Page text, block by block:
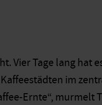
Vier Tage lang hat
im
Ernte“, murmelt